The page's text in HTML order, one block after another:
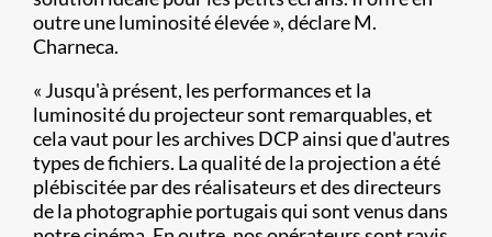
outre une luminosité élevée », déclare M.
Charneca.
« Jusqu'à présent, les performances et la
luminosité du projecteur sont remarquables, et
cela vaut pour les archives DCP ainsi que d'autres
types de fichiers. La qualité de la projection a été
plébiscitée par des réalisateurs et des directeurs
de la photographie portugais qui sont venus dans